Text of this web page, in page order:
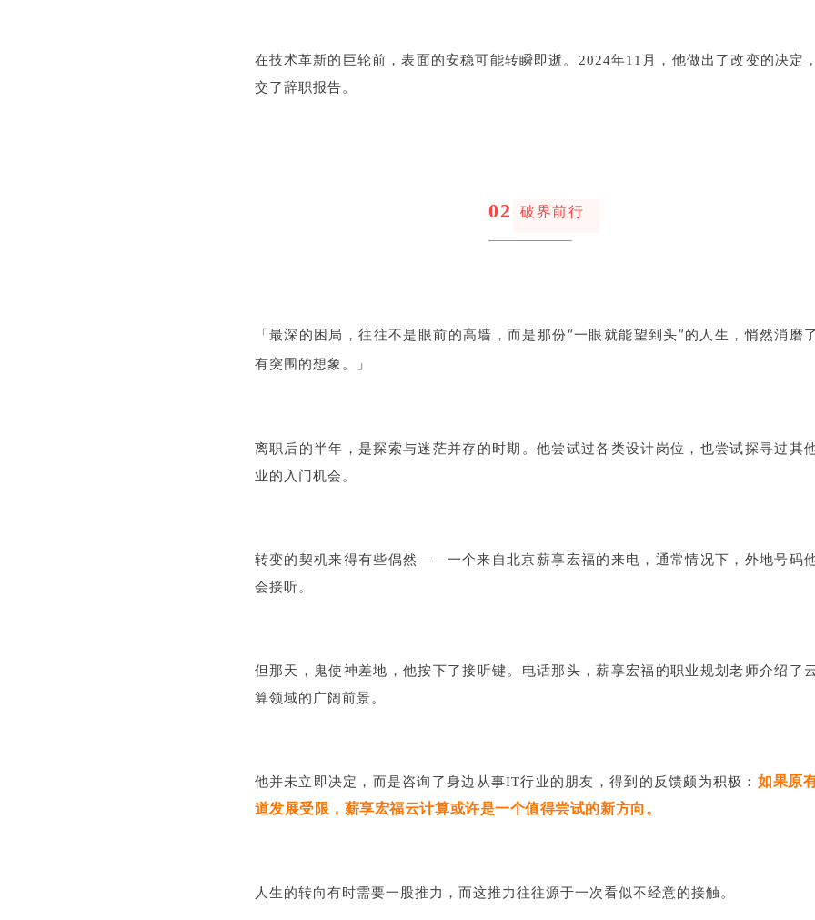
在技术革新的巨轮前，表面的安稳可能转瞬即逝。2024年11月，他做出了改变的决定
交了辞职报告。
02 破界前行
「 最深的困局，往往不是眼前的高墙，而是那份“一眼就能望到头”的人生，悄然消磨
有突围的想象。
」
离职后的半年，是探索与迷茫并存的时期。他尝试过各类设计岗位，也尝试探寻过其
业的入门机会。
转变的契机来得有些偶然——一个来自北京薪享宏福的来电，通常情况下，外地号码
会接听。
但那天，鬼使神差地，他按下了接听键。 电话那头，薪享宏福的职业规划老师介绍了
算领域的广阔前景。
他并未立即决定，而是咨询了身边从事IT行业的朋友，得到的反馈颇为积极： 如果原
道发展受限，薪享宏福云计算或许是一个值得尝试的新方向。
人生的转向有时需要一股推力，而这推力往往源于一次看似不经意的接触。